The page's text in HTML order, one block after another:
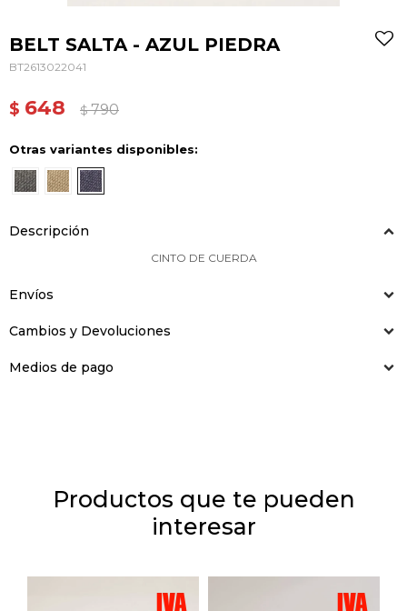
BELT SALTA - AZUL PIEDRA
BT2613022041
$ 648 $ 790
Otras variantes disponibles:
Descripción
CINTO DE CUERDA
Envíos
Cambios y Devoluciones
Medios de pago
Productos que te pueden
interesar